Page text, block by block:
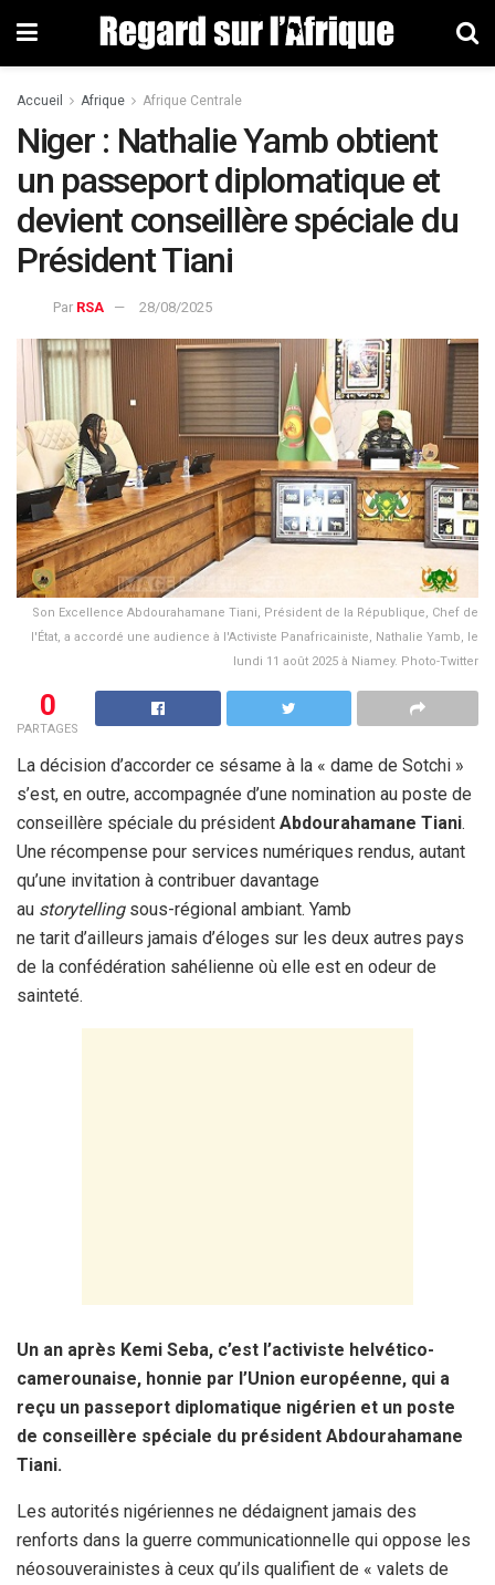
Accueil Afrique Afrique Centrale
Niger : Nathalie Yamb obtient
un passeport diplomatique et
devient conseillère spéciale du
Président Tiani
Par RSA 28/08/2025
Son Excellence Abdourahamane Tiani, Président de la République, Chef de
l'État, a accordé une audience à l'Activiste Panafricainiste, Nathalie Yamb, le
lundi 11 août 2025 à Niamey. Photo-Twitter
0
PARTAGES
La décision d’accorder ce sésame à la « dame de Sotchi »
s’est, en outre, accompagnée d’une nomination au poste de
conseillère spéciale du président Abdourahamane Tiani.
Une récompense pour services numériques rendus, autant
qu’une invitation à contribuer davantage
au storytellingsous-régional ambiant. Yamb
ne tarit d’ailleurs jamais d’éloges sur les deux autres pays
de la confédération sahélienne où elle est en odeur de
sainteté.
Un an après Kemi Seba, c’est l’activiste helvético-
camerounaise, honnie par l’Union européenne, qui a
reçu un passeport diplomatique nigérien et un poste
de conseillère spéciale du président Abdourahamane
Tiani.
Les autorités nigériennes ne dédaignent jamais des
renforts dans la guerre communicationnelle qui oppose les
néosouverainistes à ceux qu’ils qualifient de « valets de